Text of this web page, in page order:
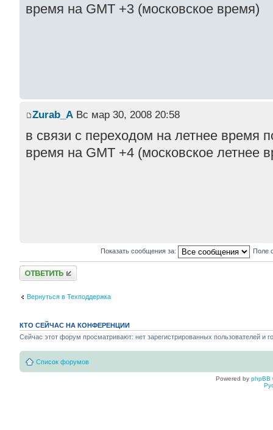
время на GMT +3 (московское время)
Zurab_A Вс мар 30, 2008 20:58
в связи с переходом на летнее время
время на GMT +4 (московское летнее
Показать сообщения за: Поле
Ответить
Вернуться в Техподдержка
КТО СЕЙЧАС НА КОНФЕРЕНЦИИ
Сейчас этот форум просматривают: нет зарегистрированных пользователей и
Список форумов
Powered by phpBB